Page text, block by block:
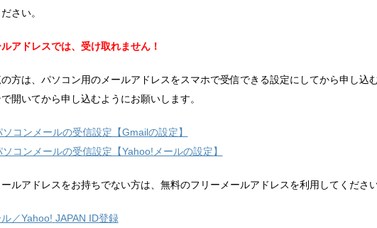
さい。
アドレスでは、受け取れません！
方は、パソコン用のメールアドレスをスマホで受信できる設定にしてから申し込
開いてから申し込むようにお願いします。
コンメールの受信設定【Gmailの設定】
コンメールの受信設定【Yahoo!メールの設定】
ルアドレスをお持ちでない方は、無料のフリーメールアドレスを利用してください
／Yahoo! JAPAN ID登録